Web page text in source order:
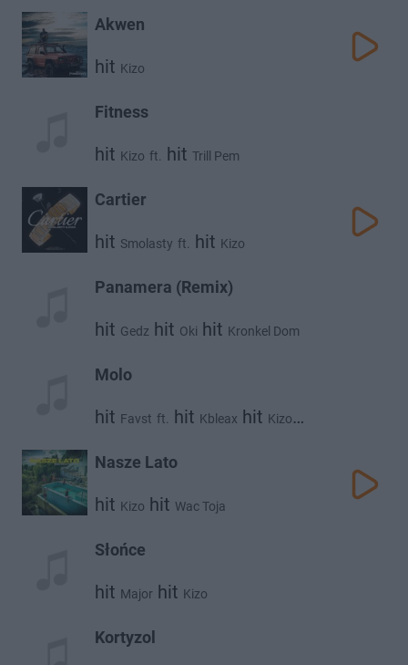
Akwen
hit Kizo
Fitness
hit Kizo ft. hit Trill Pem
Cartier
hit Smolasty ft. hit Kizo
Panamera (Remix)
hit Gedz hit Oki hit Kronkel Dom
Molo
hit Favst ft. hit Kbleax hit Kizo
Nasze Lato
hit Kizo hit Wac Toja
Słońce
hit Major hit Kizo
Kortyzol